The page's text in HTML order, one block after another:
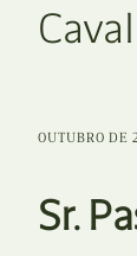
OUTUBRO DE
Sr.